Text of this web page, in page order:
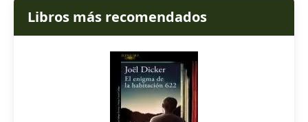
Libros más recomendados